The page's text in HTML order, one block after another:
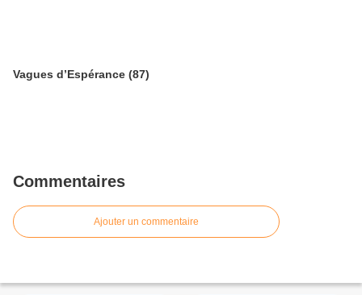
Vagues d’Espérance (87)
Commentaires
Ajouter un commentaire